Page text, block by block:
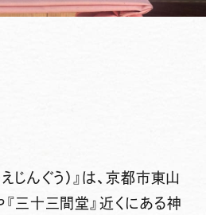
じんぐう）』は、京都市東山
『三十三間堂』近くにある神